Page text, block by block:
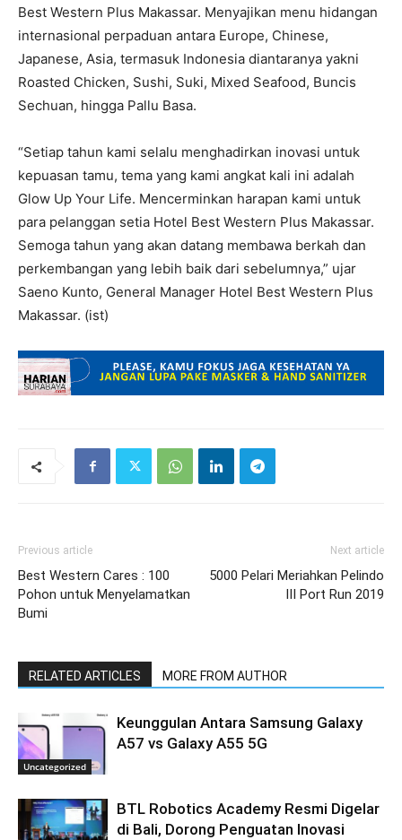
Best Western Plus Makassar. Menyajikan menu hidangan
internasional perpaduan antara Europe, Chinese,
Japanese, Asia, termasuk Indonesia diantaranya yakni
Roasted Chicken, Sushi, Suki, Mixed Seafood, Buncis
Sechuan, hingga Pallu Basa.
“Setiap tahun kami selalu menghadirkan inovasi untuk
kepuasan tamu, tema yang kami angkat kali ini adalah
Glow Up Your Life. Mencerminkan harapan kami untuk
para pelanggan setia Hotel Best Western Plus Makassar.
Semoga tahun yang akan datang membawa berkah dan
perkembangan yang lebih baik dari sebelumnya,” ujar
Saeno Kunto, General Manager Hotel Best Western Plus
Makassar. (ist)
Previous article
Best Western Cares : 100
Pohon untuk Menyelamatkan
Bumi
Next article
5000 Pelari Meriahkan Pelindo
III Port Run 2019
RELATED ARTICLES MORE FROM AUTHOR
Uncategorized
Keunggulan Antara Samsung Galaxy
A57 vs Galaxy A55 5G
BTL Robotics Academy Resmi Digelar
di Bali, Dorong Penguatan Inovasi